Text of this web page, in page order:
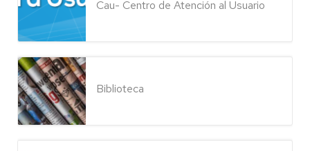
Cau- Centro de Atención al Usuario
Biblioteca